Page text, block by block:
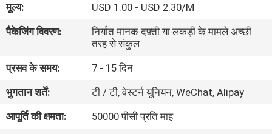
गुणवत्ता
संपर्क
करें
मूल्य:
USD 1.00 - USD 2.30/M
पैकेजिंग विवरण:
निर्यात मानक दफ़्ती या लकड़ी के मामले अच्छी
तरह से संकुल
प्रसव के समय:
7 - 15 दिन
भुगतान शर्तें:
टी / टी, वेस्टर्न यूनियन, WeChat, Alipay
आपूर्ति की क्षमता:
50000 पीसी प्रति माह